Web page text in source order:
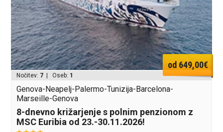
od 649,00€
Nočitev: 7 | Oseb: 1
Genova-Neapelj-Palermo-Tunizija-Barcelona-
Marseille-Genova
8-dnevno križarjenje s polnim penzionom z
MSC Euribia od 23.-30.11.2026!